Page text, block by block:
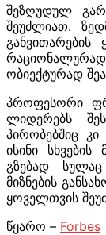
შეზღუდულ
შეუძლიათ.
ობიექტურად
პროფესორი
ლიდერებს
პირობებშიც
ისინი
გზებად
მიზნების
ყოველთვის
წყარო – Forbes